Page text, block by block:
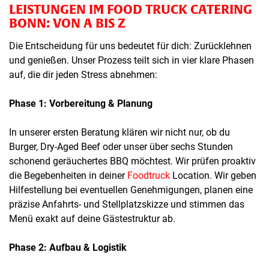
LEISTUNGEN IM FOOD TRUCK CATERING
BONN: VON A BIS Z
Die Entscheidung für uns bedeutet für dich: Zurücklehnen
und genießen. Unser Prozess teilt sich in vier klare Phasen
auf, die dir jeden Stress abnehmen:
Phase 1: Vorbereitung & Planung
In unserer ersten Beratung klären wir nicht nur, ob du
Burger, Dry-Aged Beef oder unser über sechs Stunden
schonend geräuchertes BBQ möchtest. Wir prüfen proaktiv
die Begebenheiten in deiner Foodtruck Location. Wir geben
Hilfestellung bei eventuellen Genehmigungen, planen eine
präzise Anfahrts- und Stellplatzskizze und stimmen das
Menü exakt auf deine Gästestruktur ab.
Phase 2: Aufbau & Logistik